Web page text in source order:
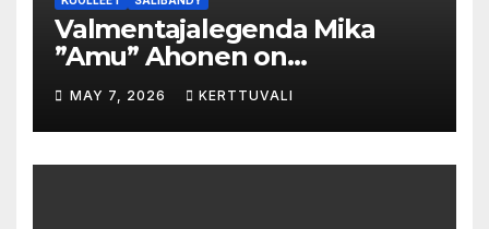
Valmentajalegenda Mika
”Amu” Ahonen on
menehtynyt
MAY 7, 2026 KERTTUVALI